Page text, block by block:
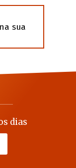
sua
dias